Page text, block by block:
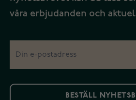
våra erbjudanden och
BESTÄLL